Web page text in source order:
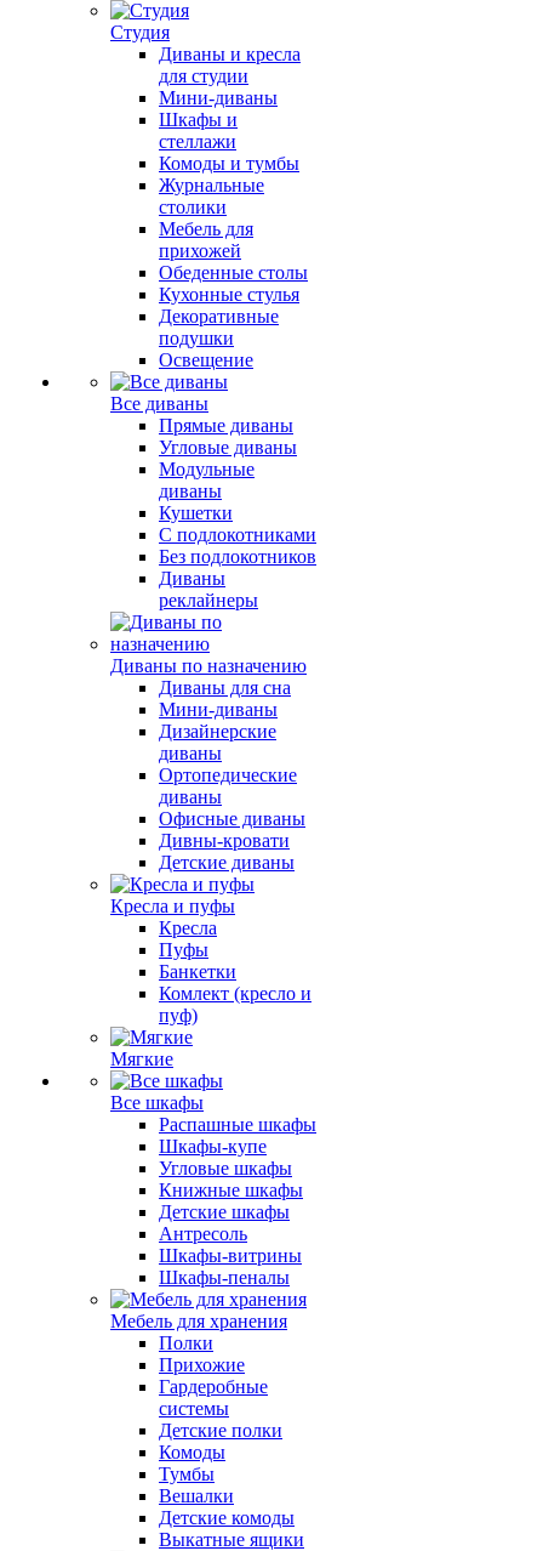
Студия
Диваны и кресла
для студии
Мини-диваны
Шкафы и
стеллажи
Комоды и тумбы
Журнальные
столики
Мебель для
прихожей
Обеденные столы
Кухонные стулья
Декоративные
подушки
Освещение
Все диваны
Прямые диваны
Угловые диваны
Модульные
диваны
Кушетки
С подлокотниками
Без подлокотников
Диваны
реклайнеры
Диваны по назначению
Диваны для сна
Мини-диваны
Дизайнерские
диваны
Ортопедические
диваны
Офисные диваны
Дивны-кровати
Детские диваны
Кресла и пуфы
Кресла
Пуфы
Банкетки
Комлект (кресло и
пуф)
Мягкие
Все шкафы
Распашные шкафы
Шкафы-купе
Угловые шкафы
Книжные шкафы
Детские шкафы
Антресоль
Шкафы-витрины
Шкафы-пеналы
Мебель для хранения
Полки
Прихожие
Гардеробные
системы
Детские полки
Комоды
Тумбы
Вешалки
Детские комоды
Выкатные ящики